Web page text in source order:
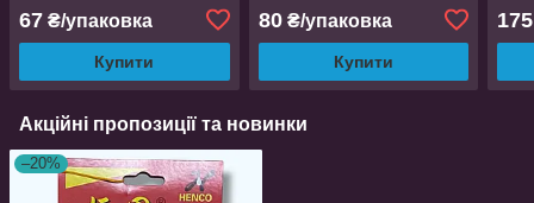
67 ₴/упаковка
Купити
80₴/упаковка
Купити
175
Акційні пропозиції та новинки
–20%